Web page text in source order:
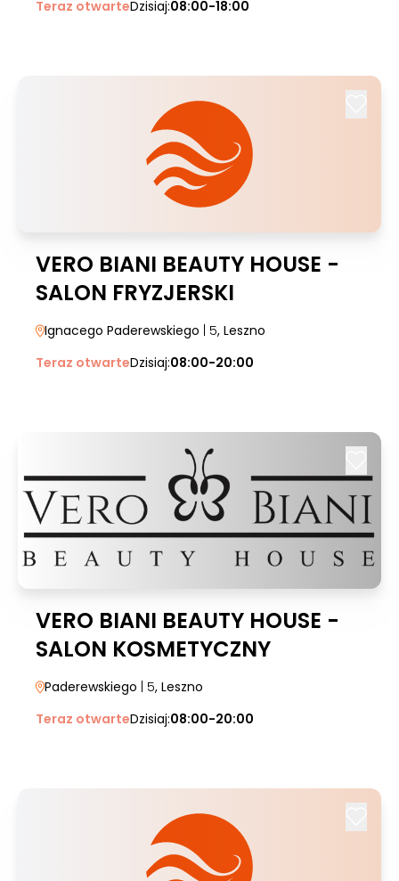
Teraz otwarteDzisiaj:08:00-18:00
VERO BIANI BEAUTY HOUSE -
SALON FRYZJERSKI
Ignacego Paderewskiego | 5, Leszno
Teraz otwarteDzisiaj:08:00-20:00
VERO BIANI BEAUTY HOUSE -
SALON KOSMETYCZNY
Paderewskiego | 5, Leszno
Teraz otwarteDzisiaj:08:00-20:00